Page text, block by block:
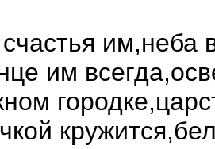
им,неба
им